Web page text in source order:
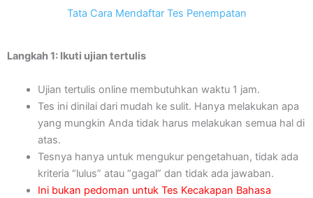
Tata Cara Mendaftar Tes Penempatan
Langkah 1: Ikuti ujian tertulis
Ujian tertulis online membutuhkan waktu 1 jam.
Tes ini dinilai dari mudah ke sulit. Hanya melakukan apa
yang mungkin Anda tidak harus melakukan semua hal di
atas.
Tesnya hanya untuk mengukur pengetahuan, tidak ada
kriteria “lulus” atau “gagal” dan tidak ada jawaban.
Ini bukan pedoman untuk Tes Kecakapan Bahasa